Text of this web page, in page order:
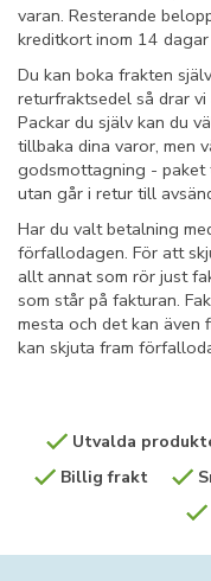
varan. Resterande
kreditkort inom 14
Du kan boka frakten
returfraktsedel så drar
Packar du själv kan du
tillbaka dina varor, men
godsmottagning - paket
utan går i retur till
Har du valt betalning
förfallodagen. För att
allt annat som rör just
som står på fakturan.
mesta och det kan även
kan skjuta fram
Utvalda
Billig frakt